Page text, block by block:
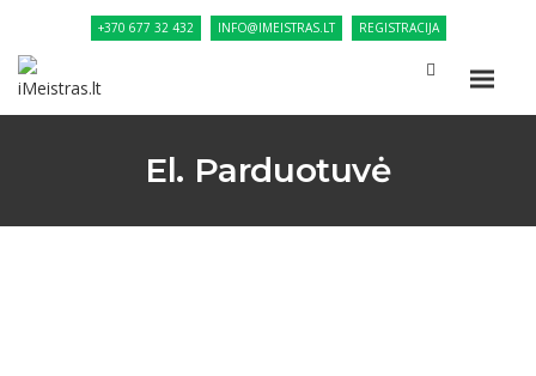
+370 677 32 432 INFO@IMEISTRAS.LT REGISTRACIJA
El. Parduotuvė